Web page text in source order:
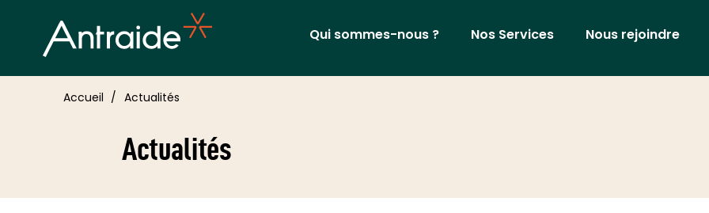
Qui sommes-nous ? Nos Services Nous rejoindre
Accueil Actualités
Actualités